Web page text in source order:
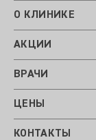
О КЛИНИКЕ
АКЦИИ
ВРАЧИ
ЦЕНЫ
КОНТАКТЫ